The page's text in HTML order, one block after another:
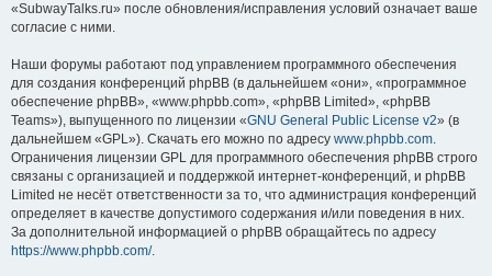
«SubwayTalks.ru» после обновления/исправления условий означает ваше
согласие с ними.
Наши форумы работают под управлением программного обеспечения
для создания конференций phpBB (в дальнейшем «они», «программное
обеспечение phpBB», «www.phpbb.com», «phpBB Limited», «phpBB
Teams»), выпущенного по лицензии «GNU General Public License v2» (в
дальнейшем «GPL»). Скачать его можно по адресу www.phpbb.com.
Ограничения лицензии GPL для программного обеспечения phpBB строго
связаны с организацией и поддержкой интернет-конференций, и phpBB
Limited не несёт ответственности за то, что администрация конференций
определяет в качестве допустимого содержания и/или поведения в них.
За дополнительной информацией о phpBB обращайтесь по адресу
https://www.phpbb.com/.